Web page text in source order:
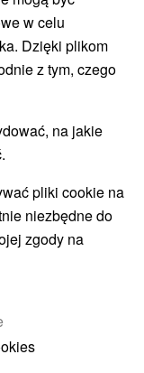
w celu
Dzięki plikom
z tym, czego
na jakie
pliki cookie na
niezbędne do
zgody na